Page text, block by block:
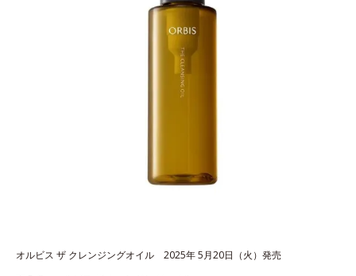
オルビス ザ クレンジングオイル 2025年 5月20日（火）発売